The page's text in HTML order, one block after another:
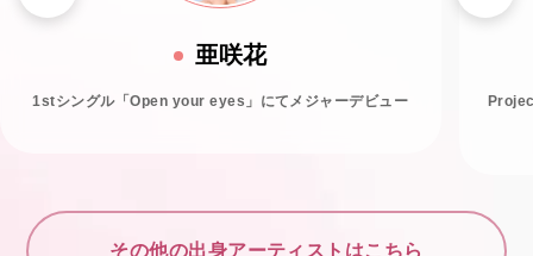
亜咲花
1stシングル「Open your eyes」にてメジャーデビュー
その他の出身アーティストはこちら